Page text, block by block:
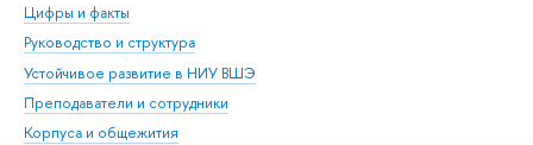
Цифры и факты
Руководство и структура
Устойчивое развитие в НИУ ВШЭ
Преподаватели и сотрудники
Корпуса и общежития